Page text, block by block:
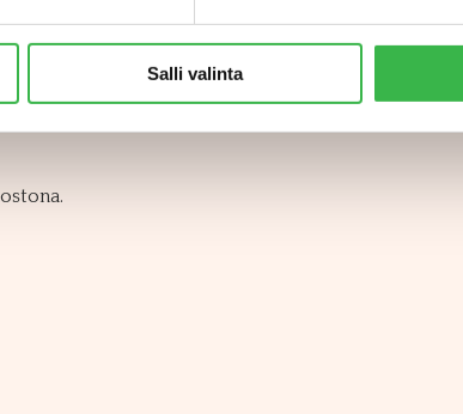
Salli valinta
operaattoreista verkkolaskun lähettämiseen:
seuraavaa osoitetta: